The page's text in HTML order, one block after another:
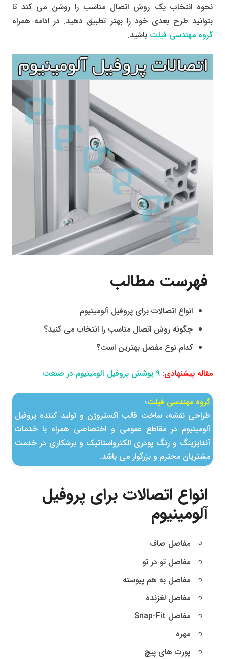
نحوه انتخاب یک روش اتصال مناسب را روشن می کند تا
بتوانید طرح بعدی خود را بهتر تطبیق دهید. در ادامه همراه
گروه مهندسی فیلت باشید.
فهرست مطالب
انواع اتصالات برای پروفیل آلومینیوم
چگونه روش اتصال مناسب را انتخاب می کنید؟
کدام نوع مفصل بهترین است؟
مقاله پیشنهادی: 9 پوشش پروفیل آلومینیوم در صنعت
گروه مهندسی فیلت؛
طراحی نقشه، ساخت قالب اكستروژن و تولید كننده پروفیل
آلومینیوم در مقاطع عمومی و اختصاصی همراه با خدمات
آندایزینگ و رنگ پودری الکترواستاتیک و برشکاری در خدمت
مشتریان محترم و بزرگوار می باشد.
انواع اتصالات برای پروفیل
آلومینیوم
مفاصل صاف
مفاصل تو در تو
مفاصل به هم پیوسته
مفاصل لغزنده
مفاصل Snap-Fit
مهره
پورت های پیچ